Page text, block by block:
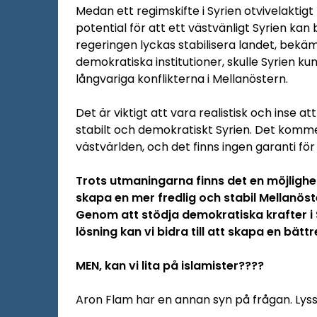
Medan ett regimskifte i Syrien
potential för att ett västvänligt Syrien kan
regeringen lyckas stabilisera landet,
demokratiska institutioner, skulle Syrien
långvariga konflikterna i Mellanöstern.
Det är viktigt att vara realistisk och inse
stabilt och demokratiskt Syrien. Det
västvärlden, och det finns ingen garanti
Trots utmaningarna finns det en
skapa en mer fredlig och stabil
Genom att stödja demokratiska krafter
lösning kan vi bidra till att skapa en
MEN, kan vi lita på islamister????
Aron Flam har en annan syn på frågan.